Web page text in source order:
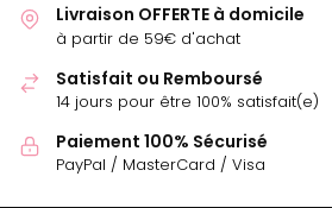
Livraison OFFERTE à domicile
à partir de 59€ d'achat
Satisfait ou Remboursé
14 jours pour être 100% satisfait(e)
Paiement 100% Sécurisé
PayPal / MasterCard / Visa